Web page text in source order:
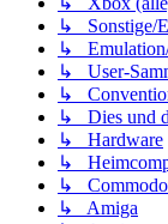
↳ Sonstige/
↳
↳ User-
↳
↳ Dies und
↳ Hardware
↳
↳
↳ Amiga